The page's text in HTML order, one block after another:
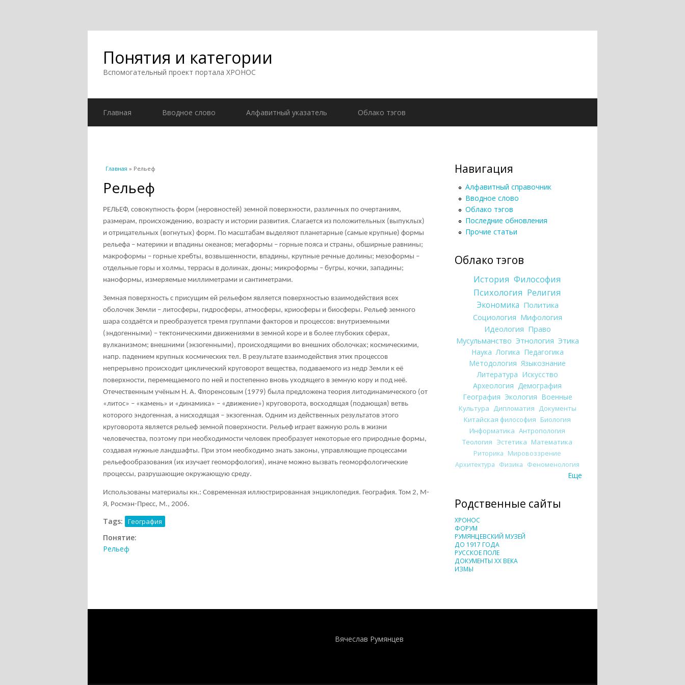
Понятия и категории
Вспомогательный проект портала ХРОНОС
Главная Вводное слово Алфавитный указатель Облако тэгов
Вы здесь
Главная » Рельеф
Рельеф
РЕЛЬЕФ, совокупность форм (неровностей) земной поверхности, различных по очертаниям,
размерам, происхождению, возрасту и истории развития. Слагается из положительных (выпуклых)
и отрицательных (вогнутых) форм. По масштабам выделяют планетарные (самые крупные) формы
рельефа – материки и впадины океанов; мегаформы – горные пояса и страны, обширные равнины;
макроформы – горные хребты, возвышенности, впадины, крупные речные долины; мезоформы –
отдельные горы и холмы, террасы в долинах, дюны; микроформы – бугры, кочки, западины;
наноформы, измеряемые миллиметрами и сантиметрами.
Земная поверхность с присущим ей рельефом является поверхностью взаимодействия всех
оболочек Земли – литосферы, гидросферы, атмосферы, криосферы и биосферы. Рельеф земного
шара создаётся и преобразуется тремя группами факторов и процессов: внутриземными
(эндогенными) – тектоническими движениями в земной коре и в более глубоких сферах,
вулканизмом; внешними (экзогенными), происходящими во внешних оболочках; космическими,
напр. падением крупных космических тел. В результате взаимодействия этих процессов
непрерывно происходит циклический круговорот вещества, подаваемого из недр Земли к её
поверхности, перемещаемого по ней и постепенно вновь уходящего в земную кору и под неё.
Отечественным учёным Н. А. Флоренсовым (1979) была предложена теория литодинамического (от
«литос» – «камень» и «динамика» – «движение») круговорота, восходящая (подающая) ветвь
которого эндогенная, а нисходящая – экзогенная. Одним из действенных результатов этого
круговорота является рельеф земной поверхности. Рельеф играет важную роль в жизни
человечества, поэтому при необходимости человек преобразует некоторые его природные формы,
создавая нужные ландшафты. При этом необходимо знать законы, управляющие процессами
рельефообразования (их изучает геоморфология), иначе можно вызвать геоморфологические
процессы, разрушающие окружающую среду.
Использованы материалы кн.: Современная иллюстрированная энциклопедия. География. Том 2, М-
Я, Росмэн-Пресс, М., 2006.
Tags: География
Понятие:
Рельеф
Навигация
Алфавитный справочник
Вводное слово
Облако тэгов
Последние обновления
Прочие статьи
Облако тэгов
История Философия
Психология Религия
Экономика Политика
Социология Мифология
Идеология Право
Мусульманство Этнология Этика
Наука Логика Педагогика
Методология Языкознание
Литература Искусство
Археология Демография
География Экология Военные
Культура Дипломатия Документы
Китайская философия Биология
Информатика Антропология
Теология Эстетика Математика
Риторика Мировоззрение
Архитектура Физика Феноменология
Еще
Родственные сайты
ХРОНОС
ФОРУМ
РУМЯНЦЕВСКИЙ МУЗЕЙ
ДО 1917 ГОДА
РУССКОЕ ПОЛЕ
ДОКУМЕНТЫ XX ВЕКА
ИЗМЫ
Вячеслав Румянцев